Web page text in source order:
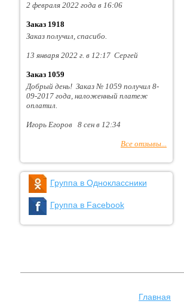
2 февраля 2022 года в 16:06
Заказ 1918
Заказ получил, спасибо.
13 января 2022 г. в 12:17 Сергей
Заказ 1059
Добрый день! Заказ № 1059 получил 8-
09-2017 года, наложенный платеж
оплатил.
Игорь Егоров 8 сен в 12:34
Все отзывы...
Группа в Одноклассники
Группа в Facebook
Главная